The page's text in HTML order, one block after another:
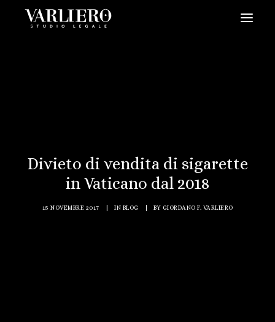
VIDEO
CONTATTI
PRENDI UN APPUNTAMENTO
Divieto di vendita di sigarette
in Vaticano dal 2018
15 NOVEMBRE 2017 IN BLOG BY GIORDANO F. VARLIERO